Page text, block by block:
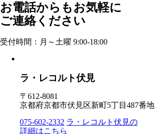
お電話からもお気軽に
ご連絡ください
受付時間：月～土曜 9:00-18:00
ラ・レコルト伏見
〒612-8081
京都府京都市伏見区新町5丁目487番地
075-602-2332 ラ・レコルト伏見の
詳細はこちら